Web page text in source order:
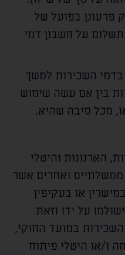
פרעונן בפועל של
על חשבון דמי
בדמי השכירות למשך
בין אם עשה שימוש
מכל סיבה שהיא.
הארנונות והיטלי
ממשלתיים ואחרים אשר
או בעקיפין
על ידו וזאת
במועד החוקי,
ו/או היטלי פיתוח